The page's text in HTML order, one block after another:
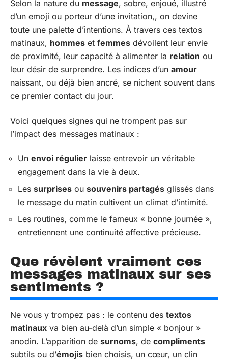
Selon la nature du message, sobre, enjoué, illustré
d’un emoji ou porteur d’une invitation,, on devine
toute une palette d’intentions. À travers ces textos
matinaux, hommes et femmes dévoilent leur envie
de proximité, leur capacité à alimenter la relation ou
leur désir de surprendre. Les indices d’un amour
naissant, ou déjà bien ancré, se nichent souvent dans
ce premier contact du jour.
Voici quelques signes qui ne trompent pas sur
l’impact des messages matinaux :
Un envoi régulier laisse entrevoir un véritable
engagement dans la vie à deux.
Les surprises ou souvenirs partagés glissés dans
le message du matin cultivent un climat d’intimité.
Les routines, comme le fameux « bonne journée »,
entretiennent une continuité affective précieuse.
Que révèlent vraiment ces
messages matinaux sur ses
sentiments ?
Ne vous y trompez pas : le contenu des textos
matinaux va bien au-delà d’un simple « bonjour »
anodin. L’apparition de surnoms, de compliments
subtils ou d’émojis bien choisis, un cœur, un clin